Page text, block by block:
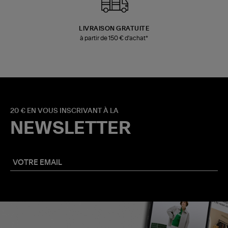
LIVRAISON GRATUITE
à partir de 150 € d'achat*
20 € EN VOUS INSCRIVANT À LA
NEWSLETTER